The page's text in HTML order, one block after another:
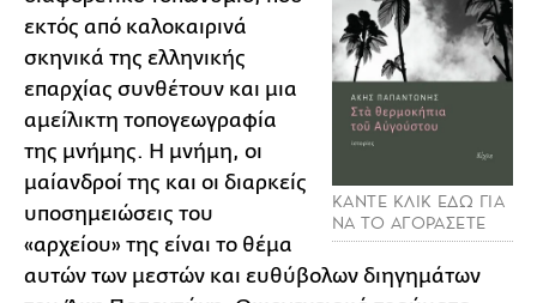
ΚΑΝΤΕ ΚΛΙΚ ΕΔΩ ΓΙΑ
ΝΑ ΤΟ ΑΓΟΡΑΣΕΤΕ
εκτός από καλοκαιρινά
σκηνικά της ελληνικής
επαρχίας συνθέτουν και μια
αμείλικτη τοπογεωγραφία
της μνήμης. Η μνήμη, οι
μαίανδροί της και οι διαρκείς
υποσημειώσεις του
«αρχείου» της είναι το θέμα
αυτών των μεστών και ευθύβολων διηγημάτων